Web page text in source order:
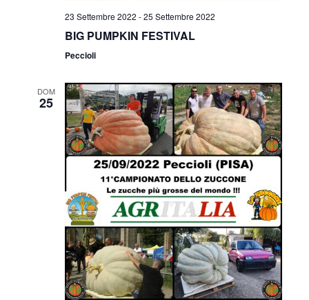
23 Settembre 2022 -25 Settembre 2022
BIG PUMPKIN FESTIVAL
Peccioli
DOM
25